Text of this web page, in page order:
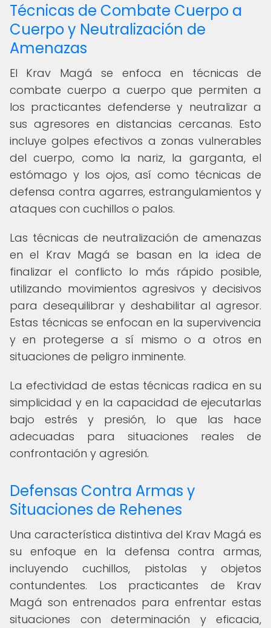
Técnicas de Combate Cuerpo a
Cuerpo y Neutralización de
Amenazas
El Krav Magá se enfoca en técnicas de
combate cuerpo a cuerpo que permiten a
los practicantes defenderse y neutralizar a
sus agresores en distancias cercanas. Esto
incluye golpes efectivos a zonas vulnerables
del cuerpo, como la nariz, la garganta, el
estómago y los ojos, así como técnicas de
defensa contra agarres, estrangulamientos y
ataques con cuchillos o palos.
Las técnicas de neutralización de amenazas
en el Krav Magá se basan en la idea de
finalizar el conflicto lo más rápido posible,
utilizando movimientos agresivos y decisivos
para desequilibrar y deshabilitar al agresor.
Estas técnicas se enfocan en la supervivencia
y en protegerse a sí mismo o a otros en
situaciones de peligro inminente.
La efectividad de estas técnicas radica en su
simplicidad y en la capacidad de ejecutarlas
bajo estrés y presión, lo que las hace
adecuadas para situaciones reales de
confrontación y agresión.
Defensas Contra Armas y
Situaciones de Rehenes
Una característica distintiva del Krav Magá es
su enfoque en la defensa contra armas,
incluyendo cuchillos, pistolas y objetos
contundentes. Los practicantes de Krav
Magá son entrenados para enfrentar estas
situaciones con determinación y eficacia,